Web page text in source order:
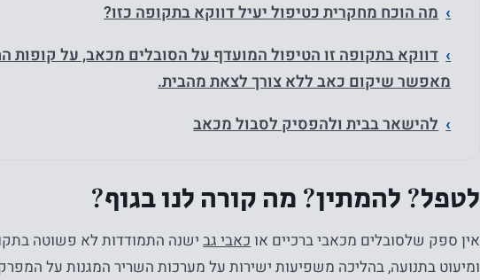
מה הוכח מחקרית כטיפול יעיל דווקא בתקופה כזו?
דווקא בתקופה זו הטיפול המועדף על הסובלים מכאב, על קופות
מאפשר שיקום כאב ללא צורך לצאת מהבית.
להישאר בבית ולהפסיק לסבול מכאב
לטפל? להמתין? מה קורה לנו בגוף?
אין ספק שלסובלים מכאבי ברכיים אוכאבי גבישנה התמודדות לא פשוטה
ומיעוט בתנועה, בהליכה משפיעות ישירות על מערכות השריר המגנות על